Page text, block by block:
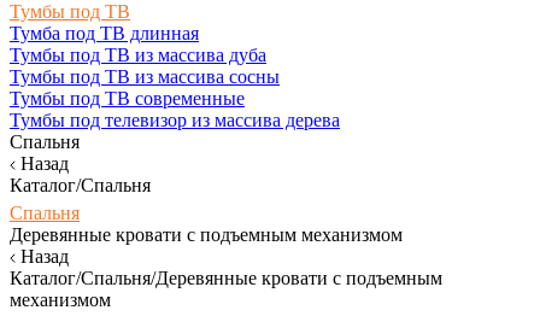
Тумбы под ТВ
Тумба под ТВ длинная
Тумбы под ТВ из массива дуба
Тумбы под ТВ из массива сосны
Тумбы под ТВ современные
Тумбы под телевизор из массива дерева
Спальня
Назад
Каталог/Спальня
Спальня
Деревянные кровати с подъемным механизмом
Назад
Каталог/Спальня/Деревянные кровати с подъемным
механизмом